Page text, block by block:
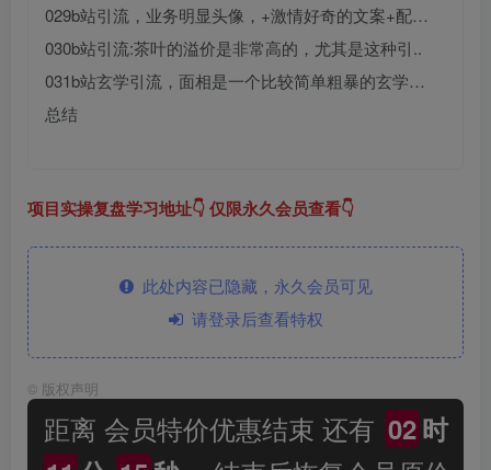
029b站引流，业务明显头像，+激情好奇的文案+配…
030b站引流:茶叶的溢价是非常高的，尤其是这种引..
031b站玄学引流，面相是一个比较简单粗暴的玄学…
总结
项目实操复盘学习地址👇 仅限永久会员查看👇
此处内容已隐藏，永久会员可见
请登录后查看特权
© 版权声明
距离 会员特价优惠结束 还有 02时